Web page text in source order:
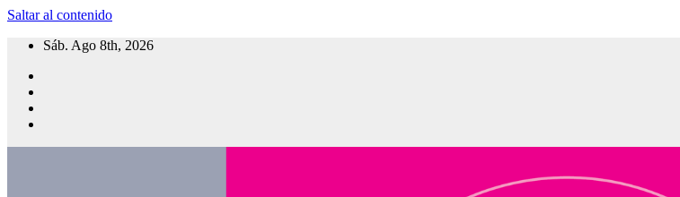
Saltar al contenido
Sáb. Ago 8th, 2026